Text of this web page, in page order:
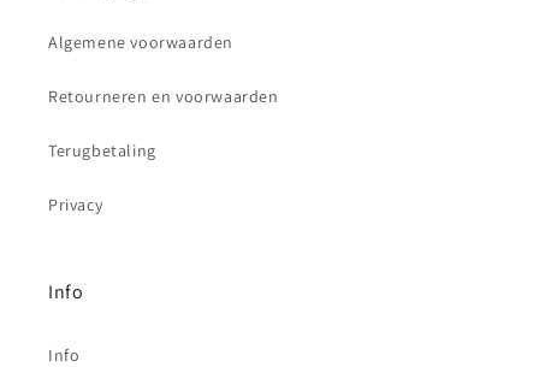
Algemene voorwaarden
Retourneren en voorwaarden
Terugbetaling
Privacy
Info
Info